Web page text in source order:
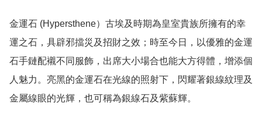
金運石 (Hypersthene）古埃及時期為皇室貴族所擁有的幸
運之石，具辟邪擋災及招財之效；時至今日，以優雅的金運
石手鏈配襯不同服飾，出席大小場合也能大方得體，增添個
人魅力。亮黑的金運石在光線的照射下，閃耀著銀線紋理及
金屬線眼的光輝，也可稱為銀線石及紫蘇輝。